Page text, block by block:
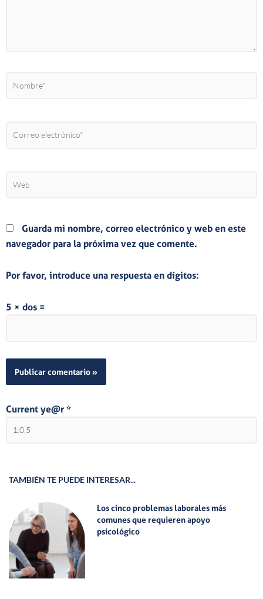
Guarda mi nombre, correo electrónico y web en este
navegador para la próxima vez que comente.
Por favor, introduce una respuesta en dígitos:
5 × dos =
Current ye@r *
TAMBIÉN TE PUEDE INTERESAR...
Los cinco problemas laborales más
comunes que requieren apoyo
psicológico